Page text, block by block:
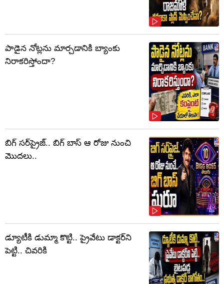
పాడైన నోట్లను మార్చడానికి బ్యాంకు
నిరాకరిస్తోందా?
బిగ్ సర్‌ప్రైజ్‌.. బిగ్ బాస్‌ ఆ రోజు నుంచి
మొదలు..
డ్యూటీకి డుమ్మా కొట్టి.. ప్రైవేటు డాక్టర్‌ని
పెట్టి.. చివరికి